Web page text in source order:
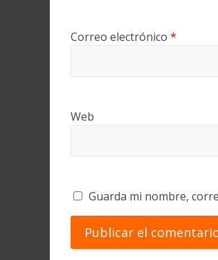
Correo electrónico *
Web
Guarda mi nombre,